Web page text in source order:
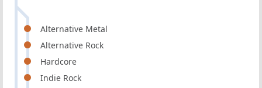
Alternative Metal
Alternative Rock
Hardcore
Indie Rock